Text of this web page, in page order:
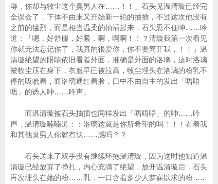
辱，你却与牧尘这个臭男人在……！！」石头见温清璇已经完
全误会了，下体不由来又开始新一轮的抽插，不过这次他没有
之前的猛烈，而是相当温柔的抽插起来，石头忍不住呻……吟
道：「嗯，好舒服，好紧，啊，啊啊！！？清璇我第一次看见
你就无法忘记你了，我真的很爱你，你不要离开我，！！」温
清璇绝望的眼睛依旧看着外面，准确是外面的洛璃，这时洛璃
被牧尘压在身下，衣服早已被拉高，牧尘埋头在洛璃的粉乳不
停的吸吮着，而洛璃通红着脸，口中不由自主的发出「唔唔
唔」的诱人呻……吟声。
而温清璇被石头抽插也同样发出「唔唔唔」的呻……吟
声，温清璇喃喃道：：洛璃这就是你所希望的吗！！！看着我
和其他臭男人你就有快……感吗？？
石头送来了双手没有继续环抱温清璇，因为这时他知道温
清璇已经放弃了挣扎，内心充满了绝望，放开温清璇后，石头
再次埋头在她的粉……乳，一口含着多少人梦寐以求的粉……